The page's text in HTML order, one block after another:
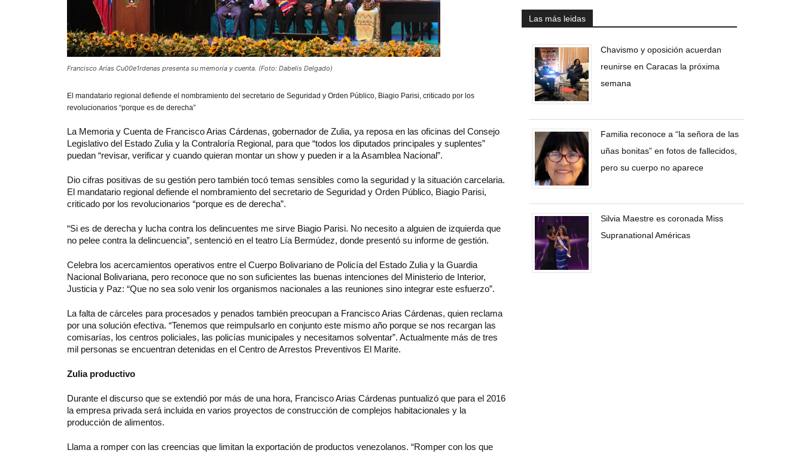
Francisco Arias Cu00e1rdenas presenta su memoria y cuenta. (Foto: Dabelis Delgado)
El mandatario regional defiende el nombramiento del secretario de Seguridad y Orden Público, Biagio Parisi, criticado por los
revolucionarios “porque es de derecha”
La Memoria y Cuenta de Francisco Arias Cárdenas, gobernador de Zulia, ya reposa en las oficinas del Consejo
Legislativo del Estado Zulia y la Contraloría Regional, para que “todos los diputados principales y suplentes”
puedan “revisar, verificar y cuando quieran montar un show y pueden ir a la Asamblea Nacional”.
Dio cifras positivas de su gestión pero también tocó temas sensibles como la seguridad y la situación carcelaria.
El mandatario regional defiende el nombramiento del secretario de Seguridad y Orden Público, Biagio Parisi,
criticado por los revolucionarios “porque es de derecha”.
“Si es de derecha y lucha contra los delincuentes me sirve Biagio Parisi. No necesito a alguien de izquierda que
no pelee contra la delincuencia”, sentenció en el teatro Lía Bermúdez, donde presentó su informe de gestión.
Celebra los acercamientos operativos entre el Cuerpo Bolivariano de Policía del Estado Zulia y la Guardia
Nacional Bolivariana, pero reconoce que no son suficientes las buenas intenciones del Ministerio de Interior,
Justicia y Paz: “Que no sea solo venir los organismos nacionales a las reuniones sino integrar este esfuerzo”.
La falta de cárceles para procesados y penados también preocupan a Francisco Arias Cárdenas, quien reclama
por una solución efectiva. “Tenemos que reimpulsarlo en conjunto este mismo año porque se nos recargan las
comisarías, los centros policiales, las policías municipales y necesitamos solventar”. Actualmente más de tres
mil personas se encuentran detenidas en el Centro de Arrestos Preventivos El Marite.
Zulia productivo
Durante el discurso que se extendió por más de una hora, Francisco Arias Cárdenas puntualizó que para el 2016
la empresa privada será incluida en varios proyectos de construcción de complejos habitacionales y la
producción de alimentos.
Llama a romper con las creencias que limitan la exportación de productos venezolanos. “Romper con los que
Las más leidas
Chavismo y oposición acuerdan
reunirse en Caracas la próxima
semana
Familia reconoce a “la señora de las
uñas bonitas” en fotos de fallecidos,
pero su cuerpo no aparece
Silvia Maestre es coronada Miss
Supranational Américas